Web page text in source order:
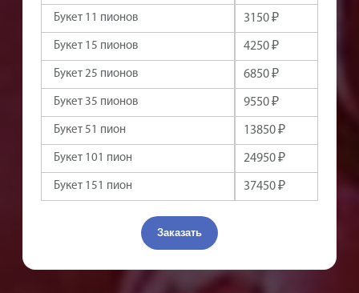
Букет 15 пионов 5950 ₽
Букет 25 пионов 9750 ₽
Букет 35 пионов 12950 ₽
Букет 51 пион 18550 ₽
Букет 101 пион 35950 ₽
Букет 151 пион 53950 ₽
Букет 201 пион 69950 ₽
Заказать